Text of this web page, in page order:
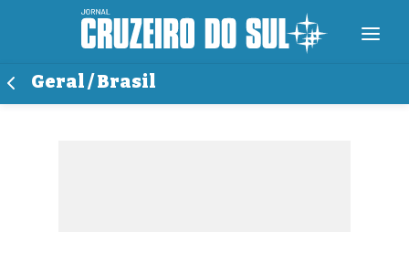
Geral / Brasil